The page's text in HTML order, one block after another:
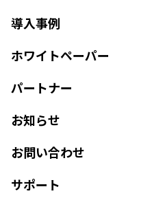
導入事例
ホワイトペーパー
パートナー
お知らせ
お問い合わせ
サポート